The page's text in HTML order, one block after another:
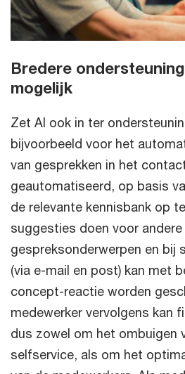
Bredere
mogelijk
Zet AI ook in ter
bijvoorbeeld voor het
van gesprekken in het
geautomatiseerd, op basis
de relevante kennisbank op
suggesties doen voor
gespreksonderwerpen en bij
(via e-mail en post) kan met
concept-reactie worden
medewerker vervolgens kan
dus zowel om het ombuigen
selfservice, als om het